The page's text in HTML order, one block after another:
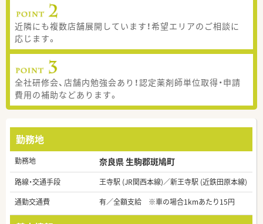
近隣にも複数店舗展開しています！希望エリアのご相談に
応じます。
全社研修会、店舗内勉強会あり！認定薬剤師単位取得・申請
費用の補助などあります。
勤務地
勤務地 奈良県 生駒郡斑鳩町
路線・交通手段
王寺駅 (JR関西本線)／新王寺駅 (近鉄田原本線)
通勤交通費
有／全額支給 ※車の場合1kmあたり15円